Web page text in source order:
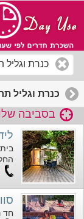
כנרת וגליל
בסביבה
חד